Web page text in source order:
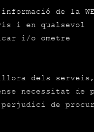
de la
i en qualsevol
i/o ometre
dels serveis,
necessitat de
de